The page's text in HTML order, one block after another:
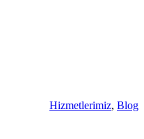
Hizmetlerimiz, Blog